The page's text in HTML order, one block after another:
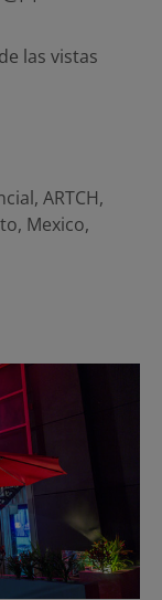
las vistas
, ARTCH,
, Mexico,